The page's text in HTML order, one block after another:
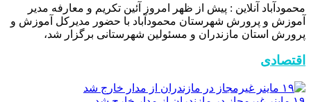
محمودآباد آنلاین : پیش از ظهر امروز آئین تکریم و معارفه مدیر
آموزش و پرورش شهرستان محمودآباد با حضور مدیرکل آموزش و
پرورش استان مازندران و مسئولین شهرستانی برگزار شد،
اقتصادی